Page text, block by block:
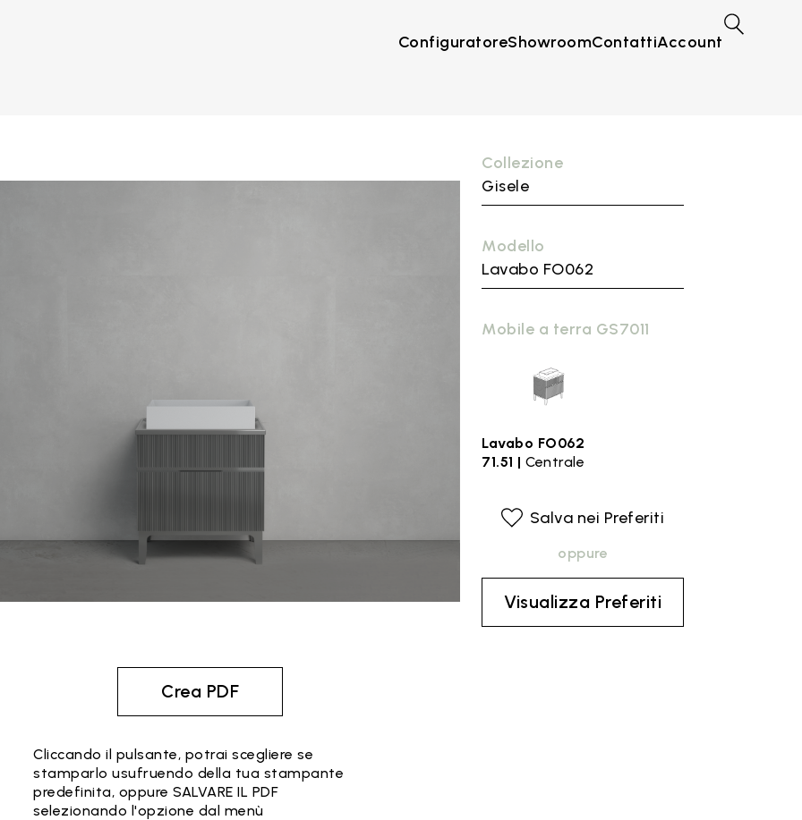
ConfiguratoreShowroomContattiAccount
Collezione
Gisele
Modello
Lavabo FO062
Mobile a terra GS7011
Lavabo FO062
71.51 | Centrale
Salva nei Preferiti
oppure
Visualizza Preferiti
Crea PDF
Cliccando il pulsante, potrai scegliere se
stamparlo usufruendo della tua stampante
predefinita, oppure SALVARE IL PDF
selezionando l'opzione dal menù